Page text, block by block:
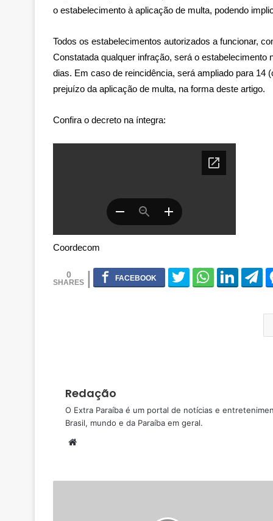
o estabelecimento à aplicação de multa, podendo
Todos os estabelecimentos autorizados a funcionar,
Constatada qualquer infração, será o estabelecimento
dias. Em caso de reincidência, será ampliado para 14
prejuízo da aplicação de multa, na forma deste artigo.
Confira o decreto na íntegra:
Coordecom
0
Redação
O Extra Paraíba é um portal de notícias e
Brasil, mundo e da Paraíba em geral.